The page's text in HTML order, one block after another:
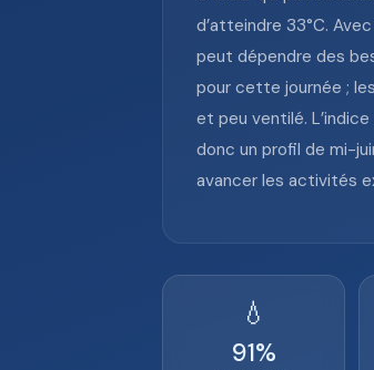
d’atteindre 33°C.
peut dépendre des
pour cette journée ;
et peu ventilé.
donc un profil de mi-
avancer les activités
💧
91%